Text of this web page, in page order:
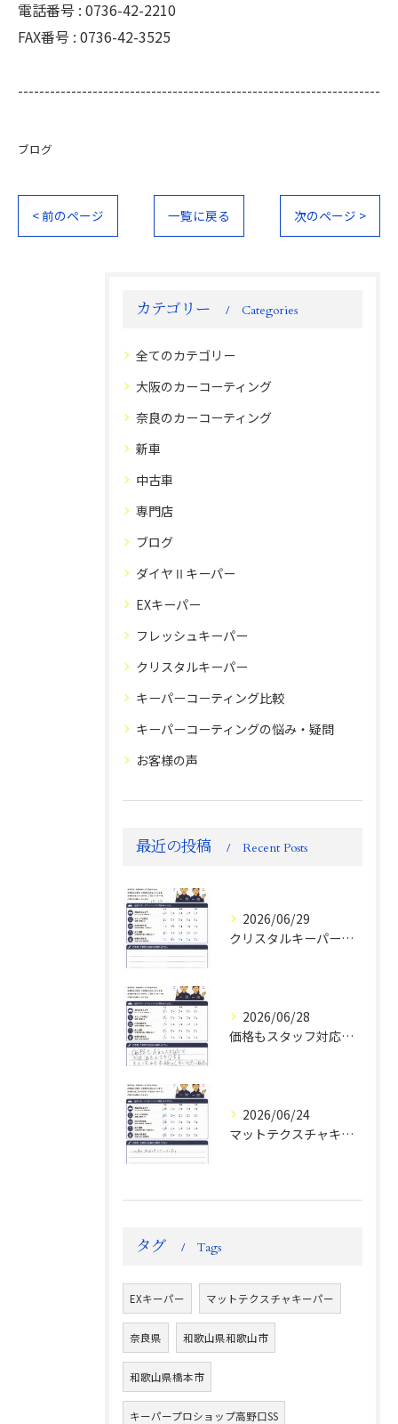
電話番号 : 0736-42-2210
FAX番号 : 0736-42-3525
--------------------------------------------------------------------
ブログ
< 前のページ 一覧に戻る 次のページ >
カテゴリー Categories
全てのカテゴリー
大阪のカーコーティング
奈良のカーコーティング
新車
中古車
専門店
ブログ
ダイヤⅡキーパー
EXキーパー
フレッシュキーパー
クリスタルキーパー
キーパーコーティング比較
キーパーコーティングの悩み・疑問
お客様の声
最近の投稿 Recent Posts
2026/06/29
クリスタルキーパー評判
2026/06/28
価格もスタッフ対応も大変満足！ランドクルーザーFJお客様の声
2026/06/24
マットテクスチャキーパー施工後のお客様の声
タグ Tags
EXキーパー マットテクスチャキーパー
奈良県 和歌山県和歌山市
和歌山県橋本市
キーパープロショップ高野口SS